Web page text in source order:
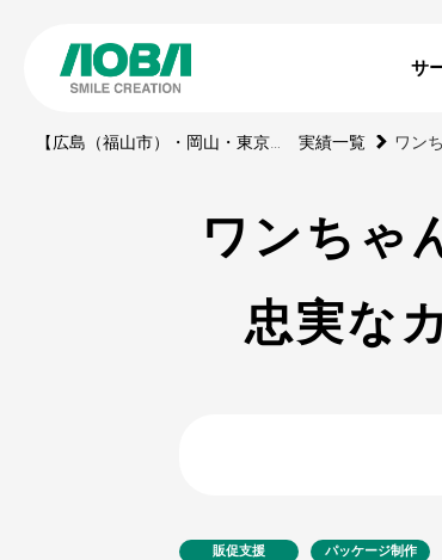
サ
【広島（福山市）・岡山・東京】印刷・WEBサイト・動画・展示ブース・ノベルティの制作会社 実績一覧
ワンちゃ
忠実な
販促支援 パッケージ制作